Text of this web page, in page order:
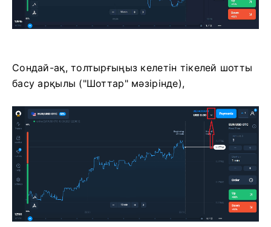
Сондай-ақ, толтырғыңыз келетін тікелей шотты
басу арқылы ("Шоттар" мәзірінде),